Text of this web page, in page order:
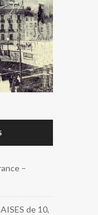
–
de 10,